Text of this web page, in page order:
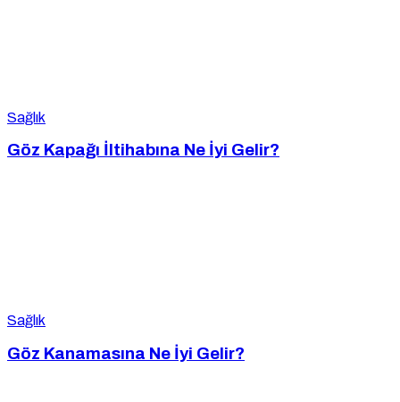
Sağlık
Göz Kapağı İltihabına Ne İyi Gelir?
Sağlık
Göz Kanamasına Ne İyi Gelir?